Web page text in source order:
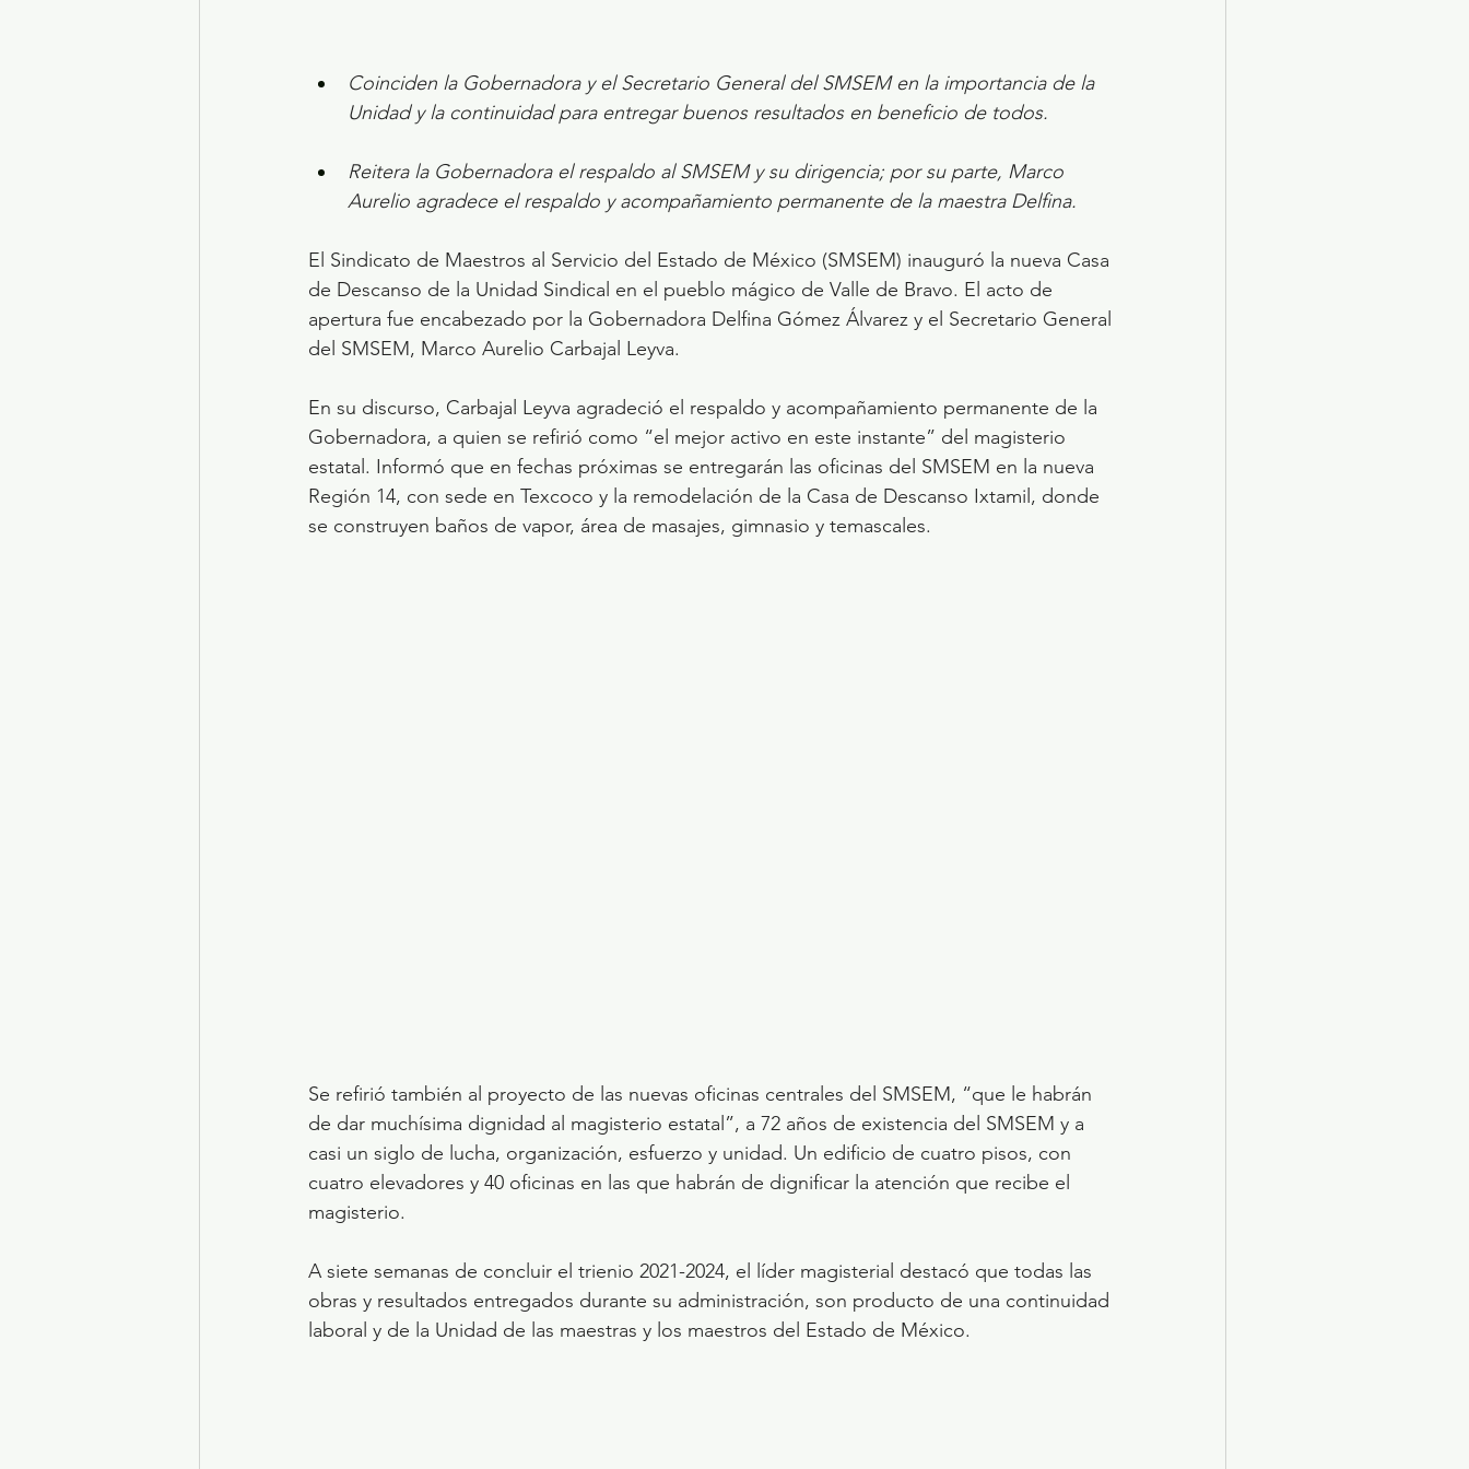
Coinciden la Gobernadora y el Secretario General del SMSEM en la importancia de la
Unidad y la continuidad para entregar buenos resultados en beneficio de todos.
Reitera la Gobernadora el respaldo al SMSEM y su dirigencia; por su parte, Marco
Aurelio agradece el respaldo y acompañamiento permanente de la maestra Delfina.
El Sindicato de Maestros al Servicio del Estado de México (SMSEM) inauguró la nueva Casa
de Descanso de la Unidad Sindical en el pueblo mágico de Valle de Bravo. El acto de
apertura fue encabezado por la Gobernadora Delfina Gómez Álvarez y el Secretario General
del SMSEM, Marco Aurelio Carbajal Leyva.
En su discurso, Carbajal Leyva agradeció el respaldo y acompañamiento permanente de la
Gobernadora, a quien se refirió como “el mejor activo en este instante” del magisterio
estatal. Informó que en fechas próximas se entregarán las oficinas del SMSEM en la nueva
Región 14, con sede en Texcoco y la remodelación de la Casa de Descanso Ixtamil, donde
se construyen baños de vapor, área de masajes, gimnasio y temascales.
Se refirió también al proyecto de las nuevas oficinas centrales del SMSEM, “que le habrán
de dar muchísima dignidad al magisterio estatal”, a 72 años de existencia del SMSEM y a
casi un siglo de lucha, organización, esfuerzo y unidad. Un edificio de cuatro pisos, con
cuatro elevadores y 40 oficinas en las que habrán de dignificar la atención que recibe el
magisterio.
A siete semanas de concluir el trienio 2021-2024, el líder magisterial destacó que todas las
obras y resultados entregados durante su administración, son producto de una continuidad
laboral y de la Unidad de las maestras y los maestros del Estado de México.